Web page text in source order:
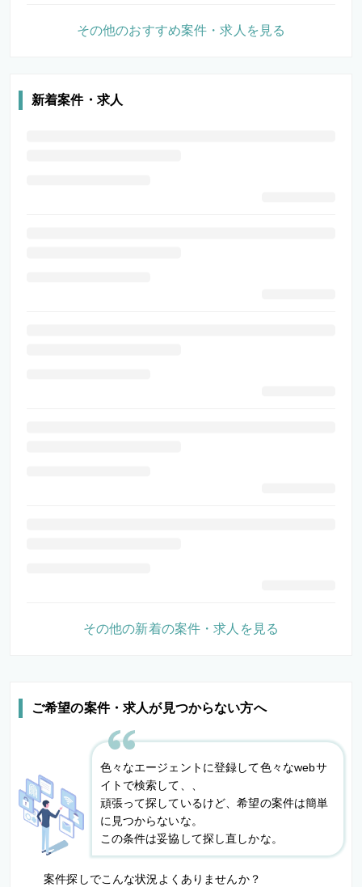
ご希望の案件・求人が見つからない方へ
色々なエージェントに登録して色々なwebサ
イトで検索して、、
頑張って探しているけど、希望の案件は簡単
に見つからないな。
この条件は妥協して探し直しかな。
案件探しでこんな状況よくありませんか？
その他のおすすめ案件・求人を見る
新着案件・求人
その他の新着の案件・求人を見る